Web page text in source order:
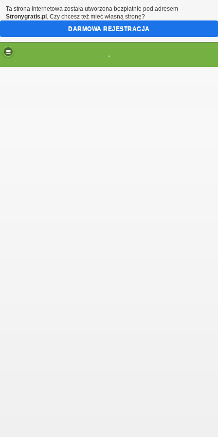
.
Ta strona internetowa została utworzona bezpłatnie pod adresem
Stronygratis.pl . Czy chcesz też mieć własną stronę?
DARMOWA REJESTRACJA